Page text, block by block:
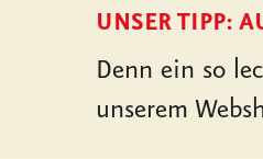
UNSER TIPP:
Denn ein so
unserem